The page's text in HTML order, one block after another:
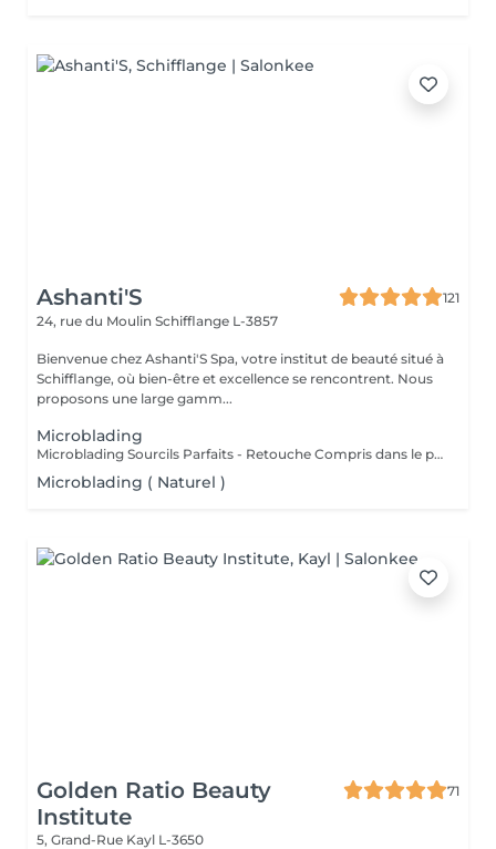
Ashanti'S
121
24, rue du Moulin Schifflange L-3857
Bienvenue chez Ashanti'S Spa, votre institut de beauté situé à
Schifflange, où bien-être et excellence se rencontrent. Nous
proposons une large gamm...
Microblading
Microblading Sourcils Parfaits - Retouche Compris dans le prix. Un sourcil dessiné avec précision poil à poil, pour un résultat ultra-naturel qui sublime votre regard. Chaque prestation est personnalisée selon la forme de votre visage, votre style et vos envies, pour un effet harmonieux et élégant. Bienfaits : Sourcils pleins et parfaitement dessinés Résultat naturel, comme vos vrais poils Gain de temps au quotidien : fini le maquillage des sourcils Retouche possible pour un effet durable Résultat : un regard sublimé, structuré et naturel, qui attire tous les regards Sur rendez-vous !
Microblading ( Naturel )
Golden Ratio Beauty
Institute
71
5, Grand-Rue Kayl L-3650